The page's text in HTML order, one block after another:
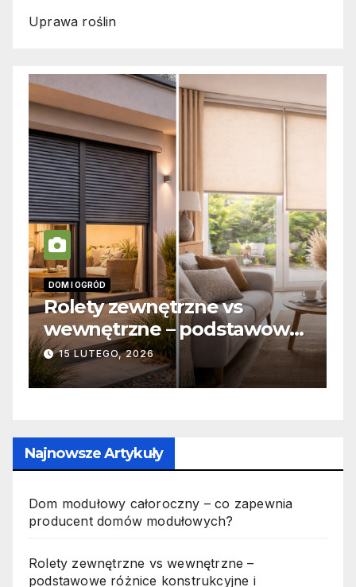
Uprawa roślin
vs
– podstawowe
konstrukcyjne i
2026
INFORMACJE
Zabicie
jak wygląda
19 PAŹDZIERNIKA,
Najnowsze Artykuły
Dom modułowy całoroczny – co zapewnia
producent domów modułowych?
Rolety zewnętrzne vs wewnętrzne –
podstawowe różnice konstrukcyjne i